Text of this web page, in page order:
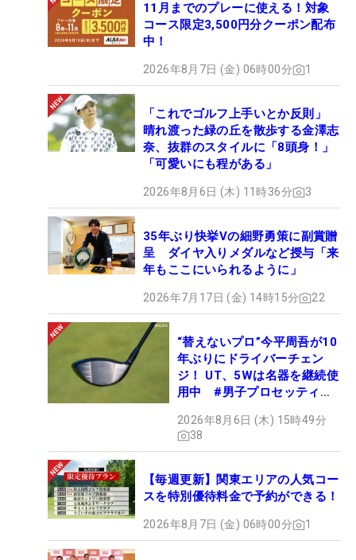
11月までのプレーに使える！対象
コース限定3,500円分クーポン配布
中！
2026年8月7日 (金) 06時00分 1
「これでゴルフ上手いとか反則」
晴れ渡った緑の丘を散歩する金澤志
奈、抜群のスタイルに「8頭身！」
「可愛いにも程がある」
2026年8月6日 (木) 11時36分 3
35年ぶり快挙Vの細野勇策に副賞贈
呈 ダイヤ入りメダルなど授与「来
年もここにいられるように」
2026年7月17日 (金) 14時15分 22
“替えないプロ”今平周吾が10
年ぶりにドライバーチェン
ジ！ UT、5Wは名器を継続使
用中 #男子プロセッティン
2026年8月6日 (木) 15時49分
38
【毎週更新】関東エリアの人気コー
スを特別優待料金で予約ができる！
2026年8月7日 (金) 06時00分 1